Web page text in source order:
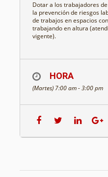
Dotar a los trabajadores
la prevención de riesgos
de trabajos en espacios
trabajando en altura
vigente).
HORA
(Martes) 7:00 am - 3:00 pm